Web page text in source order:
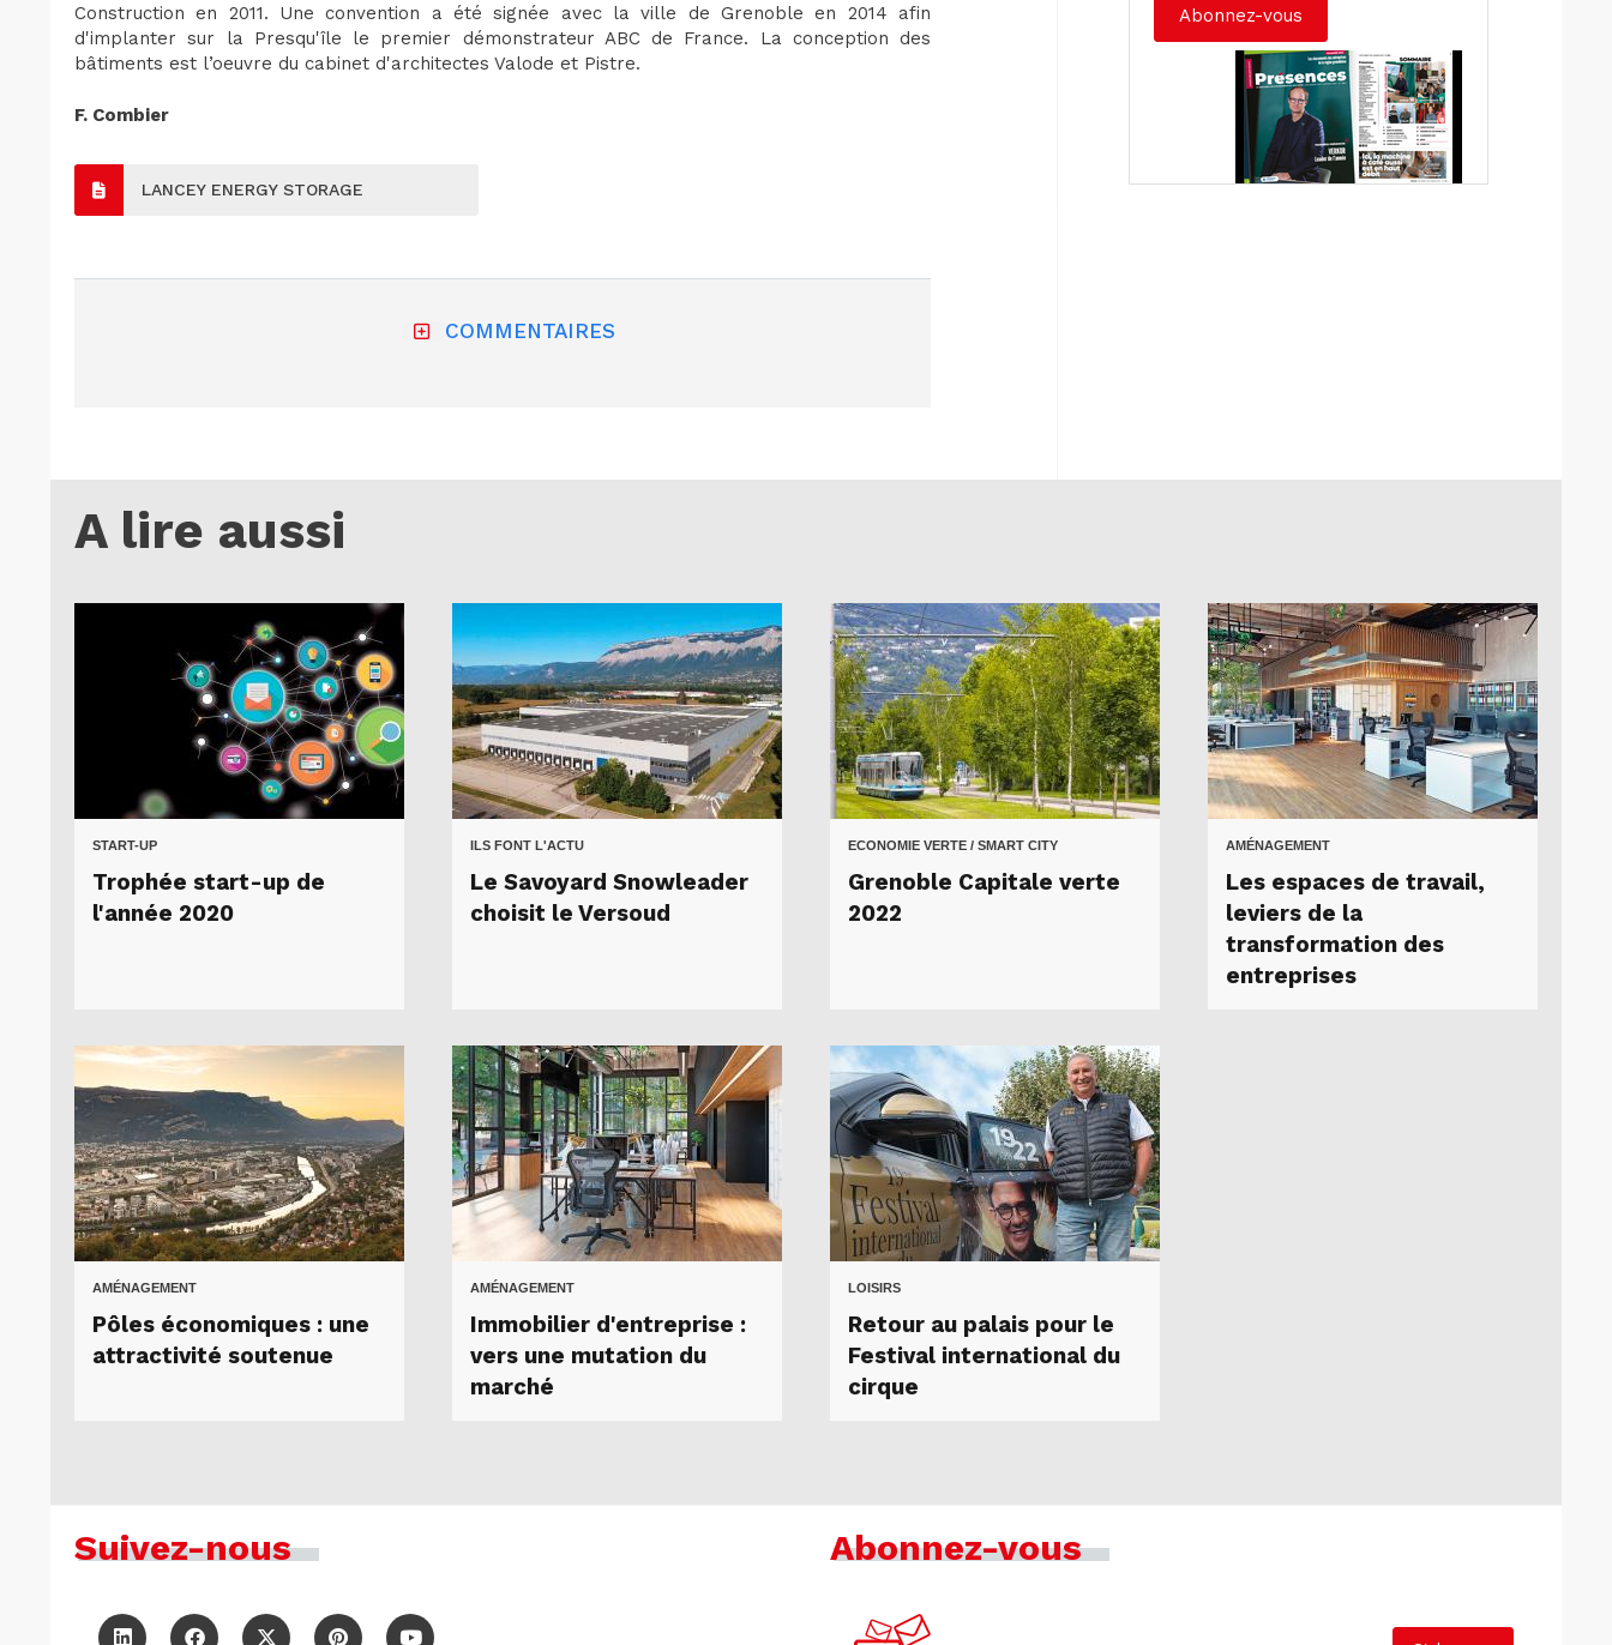
Construction en 2011. Une convention a été signée avec la ville de Grenoble en 2014 afin
d'implanter sur la Presqu'île le premier démonstrateur ABC de France. La conception des
bâtiments est l’oeuvre du cabinet d'architectes Valode et Pistre.
F. Combier
LANCEY ENERGY STORAGE
COMMENTAIRES
Abonnez-vous
A lire aussi
START-UP
Trophée start-up de
l'année 2020
ILS FONT L'ACTU
Le Savoyard Snowleader
choisit le Versoud
ECONOMIE VERTE / SMART CITY
Grenoble Capitale verte
2022
AMÉNAGEMENT
Les espaces de travail,
leviers de la
transformation des
entreprises
AMÉNAGEMENT
Pôles économiques : une
attractivité soutenue
AMÉNAGEMENT
Immobilier d'entreprise :
vers une mutation du
marché
LOISIRS
Retour au palais pour le
Festival international du
cirque
Suivez-nous Abonnez-vous